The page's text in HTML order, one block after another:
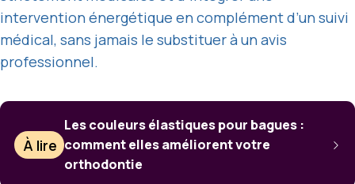
intervention énergétique en complément d’un suivi
médical, sans jamais le substituer à un avis
professionnel.
À lire
Les couleurs élastiques pour bagues :
comment elles améliorent votre
orthodontie